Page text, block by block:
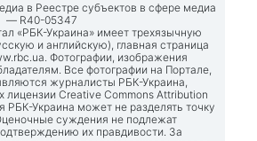
в Реестре субъектов в сфере медиа
— R40-05347
«РБК-Украина» имеет трехязычную
и английскую), главная страница
. Фотографии, изображения
Все фотографии на Портале,
журналисты РБК-Украина,
Creative Commons Attribution
РБК-Украина может не разделять точку
суждения не подлежат
их правдивости. За